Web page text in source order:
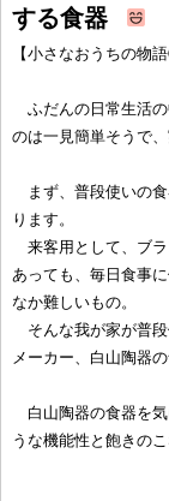
する食器
【小さなおうちの物
ふだんの日常生活の
のは一見簡単そうで
まず、普段使いの食
ります。
来客用として、ブラ
あっても、毎日食事
なか難しいもの。
そんな我が家が普
メーカー、白山陶器の
白山陶器の食器を気
うな機能性と飽きの